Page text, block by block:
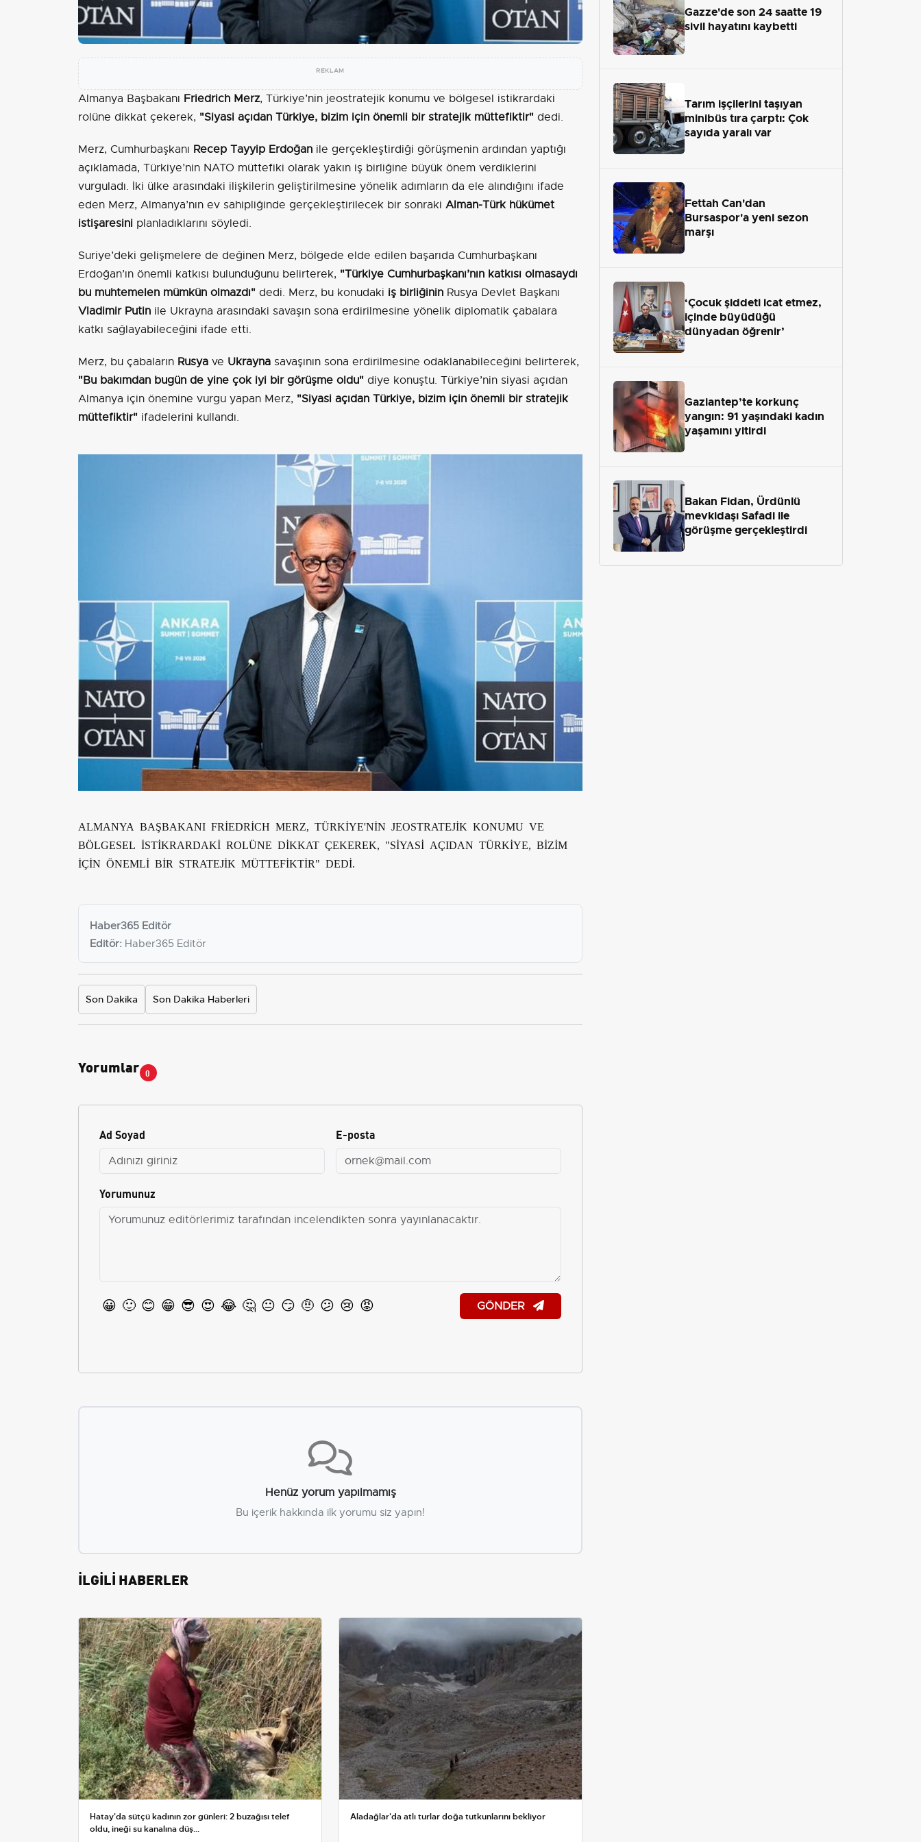
REKLAM
Almanya Başbakanı Friedrich Merz, Türkiye’nin jeostratejik konumu ve bölgesel istikrardaki
rolüne dikkat çekerek, "Siyasi açıdan Türkiye, bizim için önemli bir stratejik müttefiktir" dedi.
Merz, Cumhurbaşkanı Recep Tayyip Erdoğan ile gerçekleştirdiği görüşmenin ardından yaptığı
açıklamada, Türkiye’nin NATO müttefiki olarak yakın iş birliğine büyük önem verdiklerini
vurguladı. İki ülke arasındaki ilişkilerin geliştirilmesine yönelik adımların da ele alındığını ifade
eden Merz, Almanya’nın ev sahipliğinde gerçekleştirilecek bir sonraki Alman-Türk hükümet
istişaresini planladıklarını söyledi.
Suriye’deki gelişmelere de değinen Merz, bölgede elde edilen başarıda Cumhurbaşkanı
Erdoğan’ın önemli katkısı bulunduğunu belirterek, "Türkiye Cumhurbaşkanı’nın katkısı olmasaydı
bu muhtemelen mümkün olmazdı" dedi. Merz, bu konudaki iş birliğinin Rusya Devlet Başkanı
Vladimir Putin ile Ukrayna arasındaki savaşın sona erdirilmesine yönelik diplomatik çabalara
katkı sağlayabileceğini ifade etti.
Merz, bu çabaların Rusya ve Ukrayna savaşının sona erdirilmesine odaklanabileceğini belirterek,
"Bu bakımdan bugün de yine çok iyi bir görüşme oldu" diye konuştu. Türkiye’nin siyasi açıdan
Almanya için önemine vurgu yapan Merz, "Siyasi açıdan Türkiye, bizim için önemli bir stratejik
müttefiktir" ifadelerini kullandı.
ALMANYA BAŞBAKANI FRİEDRİCH MERZ, TÜRKİYE'NİN JEOSTRATEJİK KONUMU VE
BÖLGESEL İSTİKRARDAKİ ROLÜNE DİKKAT ÇEKEREK, "SİYASİ AÇIDAN TÜRKİYE, BİZİM
İÇİN ÖNEMLİ BİR STRATEJİK MÜTTEFİKTİR" DEDİ.
Haber365 Editör
Editör: Haber365 Editör
Son Dakika Son Dakika Haberleri
Yorumlar 0
Ad Soyad E-posta
Yorumunuz
😀 🙂 😊 😁 😎 😍 😂 🤔 😐 😏 🤨 😕 😢 😡 GÖNDER
Henüz yorum yapılmamış
Bu içerik hakkında ilk yorumu siz yapın!
İLGİLİ HABERLER
Hatay'da sütçü kadının zor günleri: 2 buzağısı telef
oldu, ineği su kanalına düş...
Aladağlar'da atlı turlar doğa tutkunlarını bekliyor
Gazze'de son 24 saatte 19
sivil hayatını kaybetti
Tarım işçilerini taşıyan
minibüs tıra çarptı: Çok
sayıda yaralı var
Fettah Can'dan
Bursaspor'a yeni sezon
marşı
‘Çocuk şiddeti icat etmez,
içinde büyüdüğü
dünyadan öğrenir’
Gaziantep’te korkunç
yangın: 91 yaşındaki kadın
yaşamını yitirdi
Bakan Fidan, Ürdünlü
mevkidaşı Safadi ile
görüşme gerçekleştirdi